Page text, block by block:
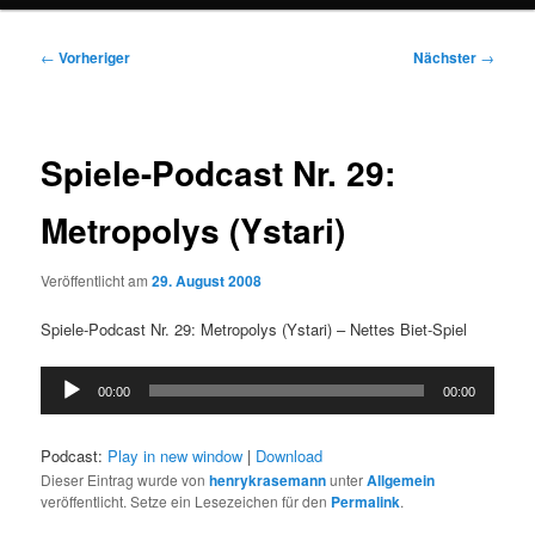
Beitragsnavigation
← Vorheriger Nächster →
Spiele-Podcast Nr. 29:
Metropolys (Ystari)
Veröffentlicht am29. August 2008
Spiele-Podcast Nr. 29: Metropolys (Ystari) – Nettes Biet-Spiel
Audio-
Player
00:00 00:00
Podcast: Play in new window | Download
Dieser Eintrag wurde vonhenrykrasemannunterAllgemein
veröffentlicht. Setze ein Lesezeichen für den Permalink.